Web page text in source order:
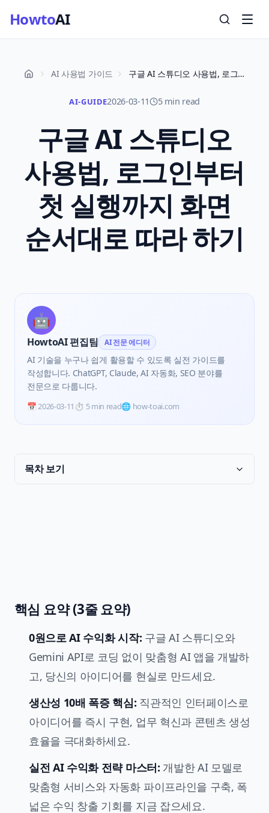
HowtoAI
AI 사용법 가이드 구글 AI 스튜디오 사용법, 로그인부터 첫 실행까지 화면 순서대로 따라 하기
AI-GUIDE2026-03-11 5 min read
구글 AI 스튜디오
사용법, 로그인부터
첫 실행까지 화면
순서대로 따라 하기
🤖
HowtoAI 편집팀 AI 전문 에디터
AI 기술을 누구나 쉽게 활용할 수 있도록 실전 가이드를
작성합니다. ChatGPT, Claude, AI 자동화, SEO 분야를
전문으로 다룹니다.
📅2026-03-11 ⏱️ 5 min read🌐 how-toai.com
목차 보기
핵심 요약 (3줄 요약)
0원으로 AI 수익화 시작: 구글 AI 스튜디오와
Gemini API로 코딩 없이 맞춤형 AI 앱을 개발하
고, 당신의 아이디어를 현실로 만드세요.
생산성 10배 폭증 핵심: 직관적인 인터페이스로
아이디어를 즉시 구현, 업무 혁신과 콘텐츠 생성
효율을 극대화하세요.
실전AI 수익화 전략마스터: 개발한 AI 모델로
맞춤형 서비스와 자동화 파이프라인을 구축, 폭
넓은 수익 창출 기회를 지금 잡으세요.